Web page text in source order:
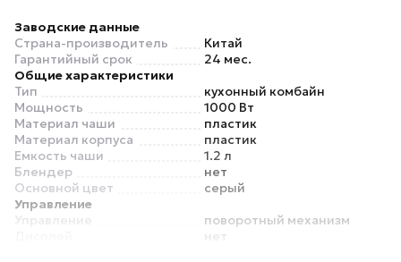
Заводские данные
Страна-производитель
Китай
Гарантийный срок
24 мес.
Общие характеристики
Тип
кухонный комбайн
Мощность
1000 Вт
Материал чаши
пластик
Материал корпуса
пластик
Емкость чаши
1.2 л
Блендер
нет
Основной цвет
серый
Управление
Управление
поворотный механизм
нет